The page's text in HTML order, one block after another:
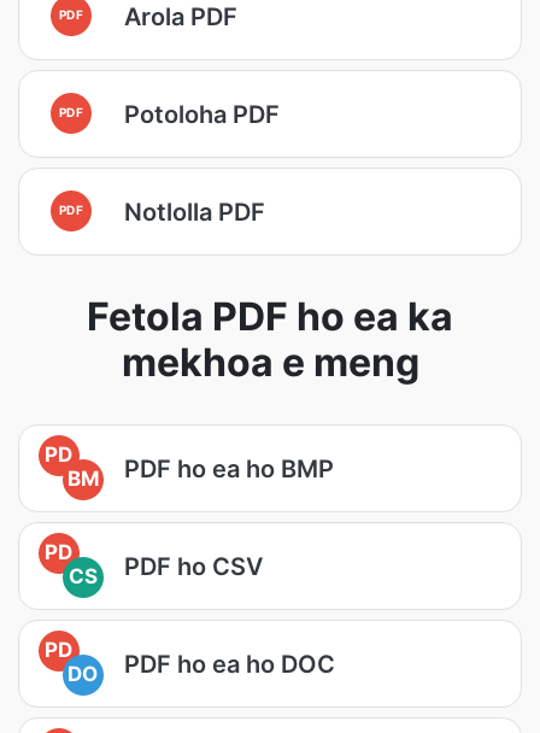
PDF Arola PDF
PDF Potoloha PDF
PDF Notlolla PDF
Fetola PDF ho ea ka
mekhoa e meng
PD
BM
PDF ho ea ho BMP
PD
CS
PDF ho CSV
PD
DO
PDF ho ea ho DOC